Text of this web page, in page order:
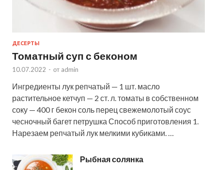
ДЕСЕРТЫ
Томатный суп с беконом
10.07.2022 - от admin
Ингредиенты лук репчатый — 1 шт. масло
растительное кетчуп — 2 ст. л. томаты в собственном
соку — 400 г бекон соль перец свежемолотый соус
чесночный багет петрушка Способ приготовления 1.
Нарезаем репчатый лук мелкими кубиками. …
Рыбная солянка